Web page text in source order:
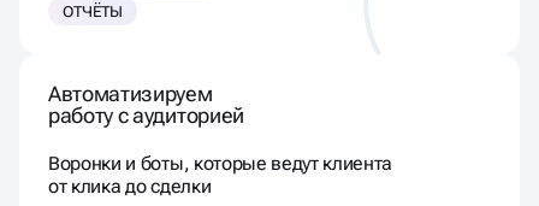
ОТЧЁТЫ
Автоматизируем
работу с аудиторией
Воронки и боты, которые ведут клиента
от клика до сделки